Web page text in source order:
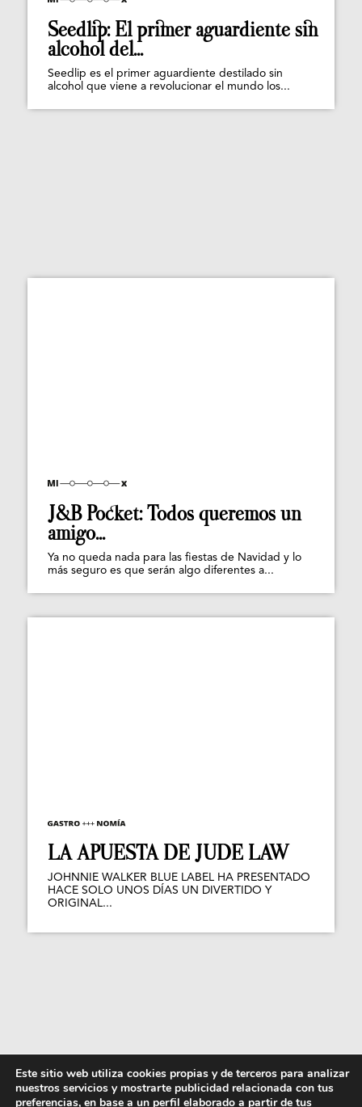
Seedlip: El primer aguardiente sin
alcohol del...
Seedlip es el primer aguardiente destilado sin
alcohol que viene a revolucionar el mundo los...
J&B Pocket: Todos queremos un
amigo...
Ya no queda nada para las fiestas de Navidad y lo
más seguro es que serán algo diferentes a...
LA APUESTA DE JUDE LAW
JOHNNIE WALKER BLUE LABEL HA PRESENTADO
HACE SOLO UNOS DÍAS UN DIVERTIDO Y
ORIGINAL...
Este sitio web utiliza cookies propias y de terceros para analizar
nuestros servicios y mostrarte publicidad relacionada con tus
preferencias, en base a un perfil elaborado a partir de tus